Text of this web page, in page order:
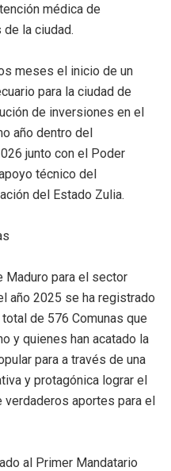
médica de
la ciudad.
meses el inicio de un
para la ciudad de
de inversiones en el
año dentro del
junto con el Poder
técnico del
del Estado Zulia.
Maduro para el sector
año 2025 se ha registrado
de 576 Comunas que
y quienes han acatado la
para a través de una
y protagónica lograr el
aportes para el
al Primer Mandatario